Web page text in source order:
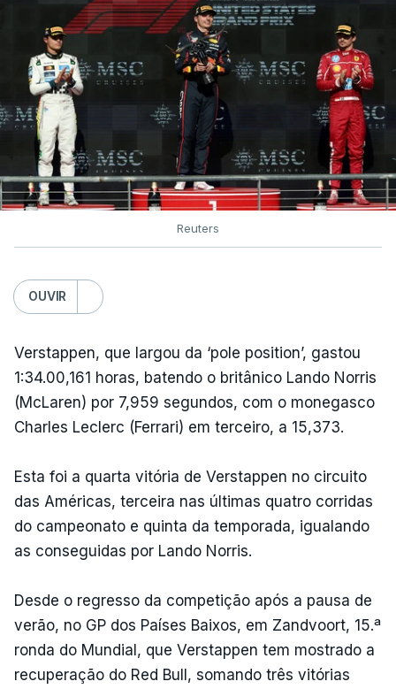
Reuters
OUVIR
Verstappen, que largou da ‘pole position’, gastou
1:34.00,161 horas, batendo o britânico Lando Norris
(McLaren) por 7,959 segundos, com o monegasco
Charles Leclerc (Ferrari) em terceiro, a 15,373.
Esta foi a quarta vitória de Verstappen no circuito
das Américas, terceira nas últimas quatro corridas
do campeonato e quinta da temporada, igualando
as conseguidas por Lando Norris.
Desde o regresso da competição após a pausa de
verão, no GP dos Países Baixos, em Zandvoort, 15.ª
ronda do Mundial, que Verstappen tem mostrado a
recuperação do Red Bull, somando três vitórias